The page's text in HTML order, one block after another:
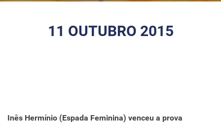
11 OUTUBRO 2015
Inês Hermínio (Espada Feminina) venceu a prova